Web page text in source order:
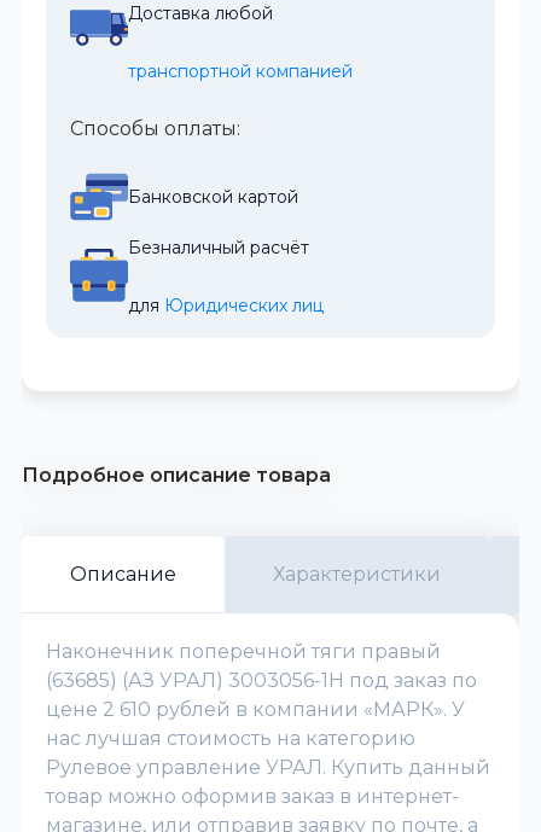
Доставка любой
транспортной компанией
Способы оплаты:
Банковской картой
Безналичный расчёт
для Юридических лиц
Подробное описание товара
Описание Характеристики
Наконечник поперечной тяги правый
(63685) (АЗ УРАЛ) 3003056-1Н под заказ по
цене 2 610 рублей в компании «МАРК». У
нас лучшая стоимость на категорию
Рулевое управление УРАЛ. Купить данный
товар можно оформив заказ в интернет-
магазине, или отправив заявку по почте, а